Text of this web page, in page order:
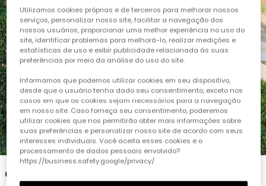
1 2 3 4 5
Calças de malha brancas para menina
Utilizamos cookies próprias e de terceiros para melhorar nossos
serviços, personalizar nosso site, facilitar a navegação dos
nossos usuários, proporcionar uma melhor experiência no uso do
site, identificar problemas para melhorá-lo, realizar medições e
estatísticas de uso e exibir publicidade relacionada às suas
preferências por meio da análise do uso do site.
Informamos que podemos utilizar cookies em seu dispositivo,
desde que o usuário tenha dado seu consentimento, exceto nos
casos em que os cookies sejam necessários para a navegação
em nosso site. Caso forneça seu consentimento, poderemos
utilizar cookies que nos permitirão obter mais informações sobre
suas preferências e personalizar nosso site de acordo com seus
interesses individuais. Você aceita esses cookies e o
processamento de dados pessoais envolvido?
https://business.safety.google/privacy/